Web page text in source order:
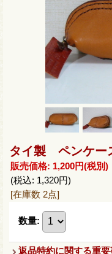
タイ製 ペンケー
販売価格: 1,200円(税別)
(税込: 1,320円)
[在庫数 2点]
数量:
返品特約に関する重